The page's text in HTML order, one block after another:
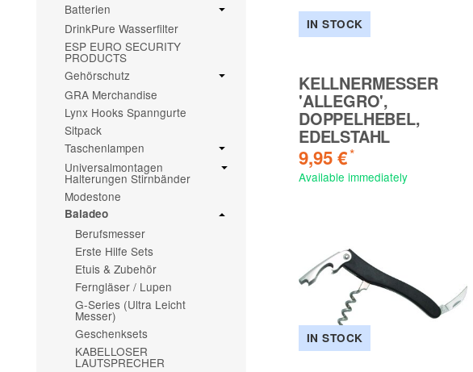
IN STOCK
KELLNERMESSER
'ALLEGRO',
DOPPELHEBEL,
EDELSTAHL
9,95 €*
Available immediately
IN STOCK
Batterien
DrinkPure Wasserfilter
ESP EURO SECURITY
PRODUCTS
Gehörschutz
GRA Merchandise
Lynx Hooks Spanngurte
Sitpack
Taschenlampen
Universalmontagen
Halterungen Stirnbänder
Modestone
Baladeo
Berufsmesser
Erste Hilfe Sets
Etuis & Zubehör
Ferngläser / Lupen
G-Series (Ultra Leicht
Messer)
Geschenksets
KABELLOSER
LAUTSPRECHER